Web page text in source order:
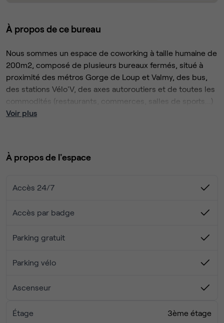
À propos de ce bureau
Nous sommes un espace de coworking à taille humaine de
200m2, composé de plusieurs bureaux fermés, situé à
proximité des métros Gorge de Loup et Valmy, des bus,
des stations Vélo'V, des axes autoroutiers et de toutes les
commodités (restaurants, commerces, salles de sports...)
Notre offre comprend:
- 2 bureaux et 2 fauteuils de bureaux
- fibre optique haut débit (Orange)
- photocopieur/scan professionnel + machine reliure
- salle de réunion partagée
- terrasse
- emplacement extérieur pour vélo
- possibilité de parking privatif
Voir plus
À propos de l'espace
Accès 24/7
Accès par badge
Parking gratuit
Parking vélo
Ascenseur
Étage 3ème étage